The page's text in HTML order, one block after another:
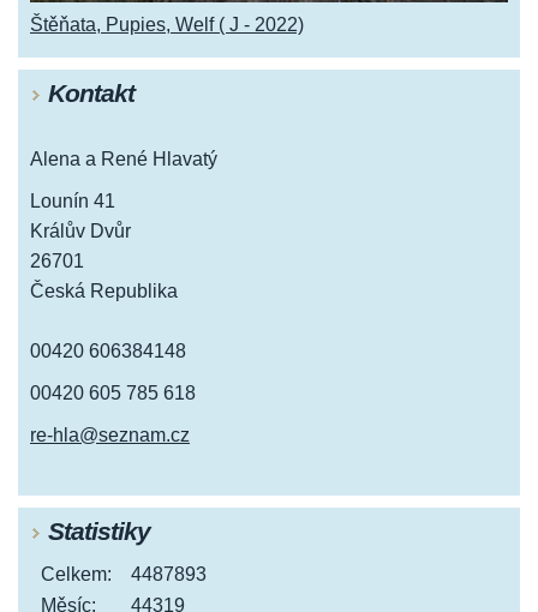
Štěňata, Pupies, Welf ( J - 2022)
Kontakt
Alena a René Hlavatý
Lounín 41
Králův Dvůr
26701
Česká Republika
00420 606384148
00420 605 785 618
re-hla@seznam.cz
Statistiky
Celkem:
4487893
Měsíc:
44319